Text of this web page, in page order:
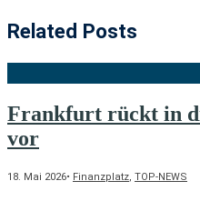
Related Posts
Frankfurt rückt in
vor
18. Mai 2026• Finanzplatz, TOP-NEWS